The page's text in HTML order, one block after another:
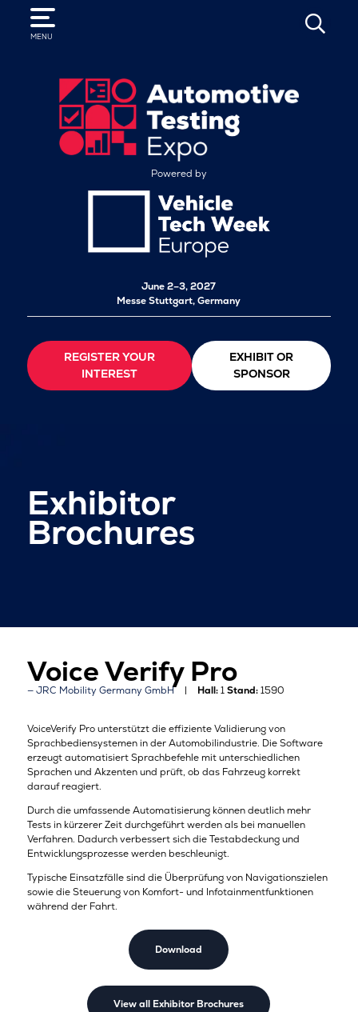
MENU
SEARCH
Powered by
June 2–3, 2027
Messe Stuttgart, Germany
REGISTER YOUR
INTEREST
EXHIBIT OR
SPONSOR
Exhibitor
Brochures
Voice Verify Pro
JRC Mobility Germany GmbH Hall:1Stand:1590
VoiceVerify Pro unterstützt die effiziente Validierung von
Sprachbediensystemen in der Automobilindustrie. Die Software
erzeugt automatisiert Sprachbefehle mit unterschiedlichen
Sprachen und Akzenten und prüft, ob das Fahrzeug korrekt
darauf reagiert.
Durch die umfassende Automatisierung können deutlich mehr
Tests in kürzerer Zeit durchgeführt werden als bei manuellen
Verfahren. Dadurch verbessert sich die Testabdeckung und
Entwicklungsprozesse werden beschleunigt.
Typische Einsatzfälle sind die Überprüfung von Navigationszielen
sowie die Steuerung von Komfort- und Infotainmentfunktionen
während der Fahrt.
Download
View all Exhibitor Brochures